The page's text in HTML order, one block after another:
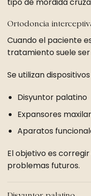
Ortodoncia
Cuando el paciente
tratamiento suele
Se utilizan
Disyuntor palatino
Expansores
Aparatos
El objetivo es
problemas futuros.